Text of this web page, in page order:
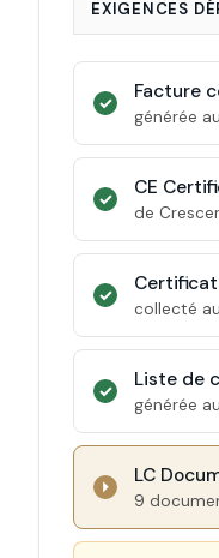
EXIGENCES
✓ Facture
générée
✓ CE
de
✓
collecté
✓ Liste de
générée
⏵ LC
9